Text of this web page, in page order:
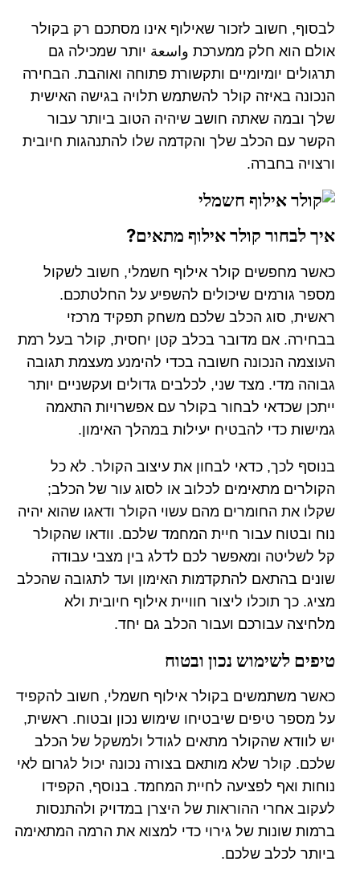
לבסוף, חשוב לזכור שאילוף אינו מסתכם רק בקולר
אולם הוא חלק ממערכת واسعة יותר שמכילה גם
תרגולים יומיומיים ותקשורת פתוחה ואוהבת. הבחירה
הנכונה באיזה קולר להשתמש תלויה בגישה האישית
שלך ובמה שאתה חושב שיהיה הטוב ביותר עבור
הקשר עם הכלב שלך והקדמה שלו להתנהגות חיובית
ורצויה בחברה.
איך לבחור קולר אילוף מתאים?
כאשר מחפשים קולר אילוף חשמלי, חשוב לשקול
מספר גורמים שיכולים להשפיע על החלטתכם.
ראשית, סוג הכלב שלכם משחק תפקיד מרכזי
בבחירה. אם מדובר בכלב קטן יחסית, קולר בעל רמת
העוצמה הנכונה חשובה בכדי להימנע מעצמת תגובה
גבוהה מדי. מצד שני, לכלבים גדולים ועקשניים יותר
ייתכן שכדאי לבחור בקולר עם אפשרויות התאמה
גמישות כדי להבטיח יעילות במהלך האימון.
בנוסף לכך, כדאי לבחון את עיצוב הקולר. לא כל
הקולרים מתאימים לכלוב או לסוג עור של הכלב;
שקלו את החומרים מהם עשוי הקולר ודאגו שהוא יהיה
נוח ובטוח עבור חיית המחמד שלכם. וודאו שהקולר
קל לשליטה ומאפשר לכם לדלג בין מצבי עבודה
שונים בהתאם להתקדמות האימון ועד לתגובה שהכלב
מציג. כך תוכלו ליצור חוויית אילוף חיובית ולא
מלחיצה עבורכם ועבור הכלב גם יחד.
טיפים לשימוש נכון ובטוח
כאשר משתמשים בקולר אילוף חשמלי, חשוב להקפיד
על מספר טיפים שיבטיחו שימוש נכון ובטוח. ראשית,
יש לוודא שהקולר מתאים לגודל ולמשקל של הכלב
שלכם. קולר שלא מותאם בצורה נכונה יכול לגרום לאי
נוחות ואף לפציעה לחיית המחמד. בנוסף, הקפידו
לעקוב אחרי ההוראות של היצרן במדויק ולהתנסות
ברמות שונות של גירוי כדי למצוא את הרמה המתאימה
ביותר לכלב שלכם.